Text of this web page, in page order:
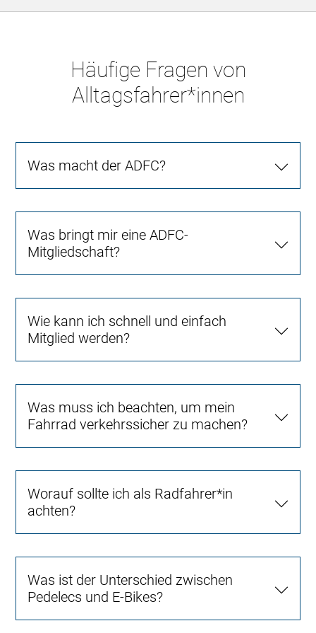
Häufige Fragen von
Alltagsfahrer*innen
Was macht der ADFC?
Was bringt mir eine ADFC-
Mitgliedschaft?
Wie kann ich schnell und einfach
Mitglied werden?
Was muss ich beachten, um mein
Fahrrad verkehrssicher zu machen?
Worauf sollte ich als Radfahrer*in
achten?
Was ist der Unterschied zwischen
Pedelecs und E-Bikes?